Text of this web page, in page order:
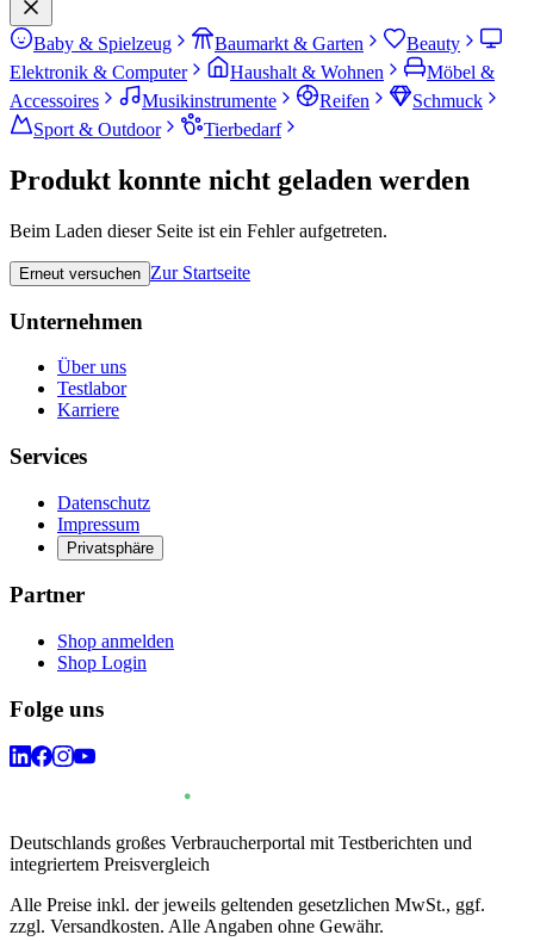
Baby & Spielzeug Baumarkt & Garten
Beauty
Elektronik & Computer
Haushalt & Wohnen
Möbel &
Accessoires
Musikinstrumente Reifen
Schmuck
Sport & Outdoor
Tierbedarf
Produkt konnte nicht geladen werden
Beim Laden dieser Seite ist ein Fehler aufgetreten.
Erneut versuchen Zur Startseite
Unternehmen
Über uns
Testlabor
Karriere
Services
Datenschutz
Impressum
Privatsphäre
Partner
Shop anmelden
Shop Login
Folge uns
Deutschlands großes Verbraucherportal mit Testberichten und
integriertem Preisvergleich
Alle Preise inkl. der jeweils geltenden gesetzlichen MwSt., ggf.
zzgl. Versandkosten. Alle Angaben ohne Gewähr.